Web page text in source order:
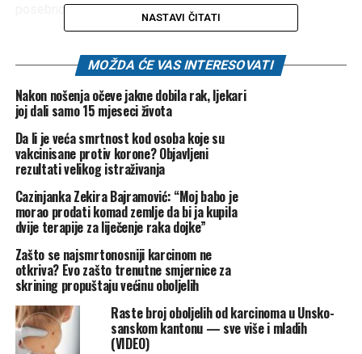
posebno nakon korone.
napravljeno, bačeno među ljude. Mogu reći da je to što se
čovječanstvo. Bolje da su bacili atomsku bombu jer ovako
su ljudima razorili imunitet.” kazao je doktor Solaković i
dodao:
“Šta se dogodilo? Korona je srušila imunološki sistem. A
kada imunitet padne, karcinogene ćelije dobijaju slobodan
prostor.”
Zbog toga danas, objašnjava doktor, imamo epidemiju
karcinoma, ali se o tome ne govori. U bolnicama, na terenu,
vidimo to svaki dan. Ljudi dolaze s rakom, s teškim
oboljenjima, ali niko to ne povezuje s koronom. Niko neće
javno reći da je to posljedica pandemije objasnio je doktor
Solaković.
NASTAVI ČITATI
MOŽDA ĆE VAS INTERESOVATI
Nakon nošenja očeve jakne dobila rak, ljekari
joj dali samo 15 mjeseci života
Da li je veća smrtnost kod osoba koje su
vakcinisane protiv korone? Objavljeni
rezultati velikog istraživanja
Cazinjanka Zekira Bajramović: “Moj babo je
morao prodati komad zemlje da bi ja kupila
dvije terapije za liječenje raka dojke”
Zašto se najsmrtonosniji karcinom ne
otkriva? Evo zašto trenutne smjernice za
skrining propuštaju većinu oboljelih
Raste broj oboljelih od karcinoma u Unsko-
sanskom kantonu — sve više i mladih
(VIDEO)